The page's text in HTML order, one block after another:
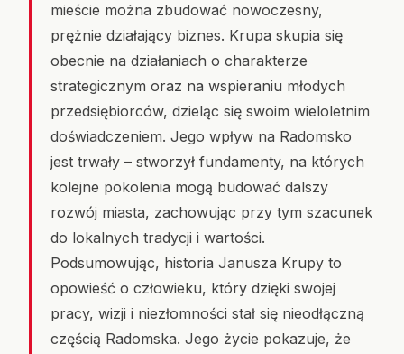
mieście można zbudować nowoczesny,
prężnie działający biznes. Krupa skupia się
obecnie na działaniach o charakterze
strategicznym oraz na wspieraniu młodych
przedsiębiorców, dzieląc się swoim wieloletnim
doświadczeniem. Jego wpływ na Radomsko
jest trwały – stworzył fundamenty, na których
kolejne pokolenia mogą budować dalszy
rozwój miasta, zachowując przy tym szacunek
do lokalnych tradycji i wartości.
Podsumowując, historia Janusza Krupy to
opowieść o człowieku, który dzięki swojej
pracy, wizji i niezłomności stał się nieodłączną
częścią Radomska. Jego życie pokazuje, że